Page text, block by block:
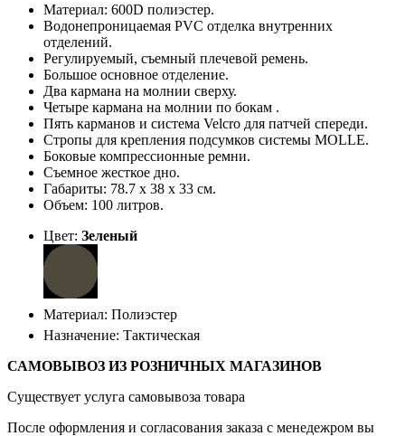
Материал: 600D полиэстер.
Водонепроницаемая PVC отделка внутренних
отделений.
Регулируемый, съемный плечевой ремень.
Большое основное отделение.
Два кармана на молнии сверху.
Четыре кармана на молнии по бокам .
Пять карманов и система Velcro для патчей спереди.
Стропы для крепления подсумков системы MOLLE.
Боковые компрессионные ремни.
Съемное жесткое дно.
Габариты: 78.7 х 38 х 33 см.
Объем: 100 литров.
Цвет: Зеленый
Материал: Полиэстер
Назначение: Тактическая
САМОВЫВОЗ ИЗ РОЗНИЧНЫХ МАГАЗИНОВ
Существует услуга самовывоза товара
После оформления и согласования заказа с менедежром вы